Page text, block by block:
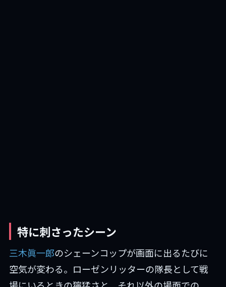
特に刺さったシーン
三木眞一郎のシェーンコップが画面に出るたびに
空気が変わる。ローゼンリッターの隊長として戦